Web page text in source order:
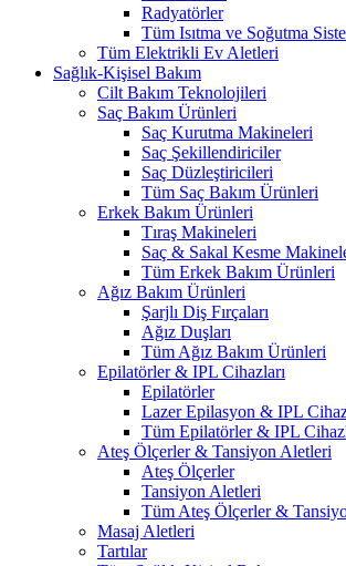
Radyatörler
Tüm Isıtma ve Soğutma
Tüm Elektrikli Ev Aletleri
Sağlık-Kişisel Bakım
Cilt Bakım Teknolojileri
Saç Bakım Ürünleri
Saç Kurutma Makineleri
Saç Şekillendiriciler
Saç Düzleştiricileri
Tüm Saç Bakım Ürünleri
Erkek Bakım Ürünleri
Tıraş Makineleri
Saç & Sakal Kesme
Tüm Erkek Bakım Ürünleri
Ağız Bakım Ürünleri
Şarjlı Diş Fırçaları
Ağız Duşları
Tüm Ağız Bakım Ürünleri
Epilatörler & IPL Cihazları
Epilatörler
Lazer Epilasyon & IPL
Tüm Epilatörler & IPL
Ateş Ölçerler & Tansiyon Aletleri
Ateş Ölçerler
Tansiyon Aletleri
Tüm Ateş Ölçerler &
Masaj Aletleri
Tartılar